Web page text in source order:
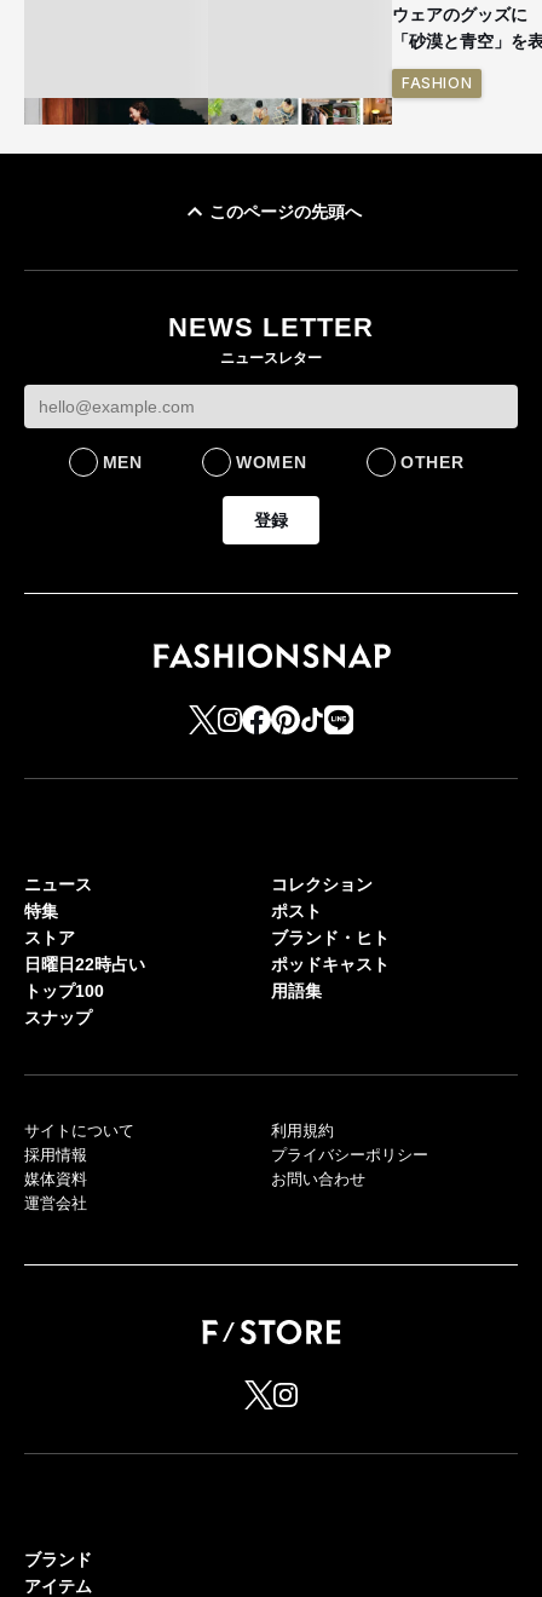
ケットなど7型を発売
FASHION
をラインナップ
LIFESTYLE
ウェアのグッズ
「砂漠と青空」を
FASHION
このページの先頭へ
NEWS LETTER
ニュースレター
MEN WOMEN OTHER
登録
ニュース
特集
ストア
日曜日22時占い
トップ100
スナップ
コレクション
ポスト
ブランド・ヒト
ポッドキャスト
用語集
サイトについて
採用情報
媒体資料
運営会社
利用規約
プライバシーポリシー
お問い合わせ
ブランド
アイテム